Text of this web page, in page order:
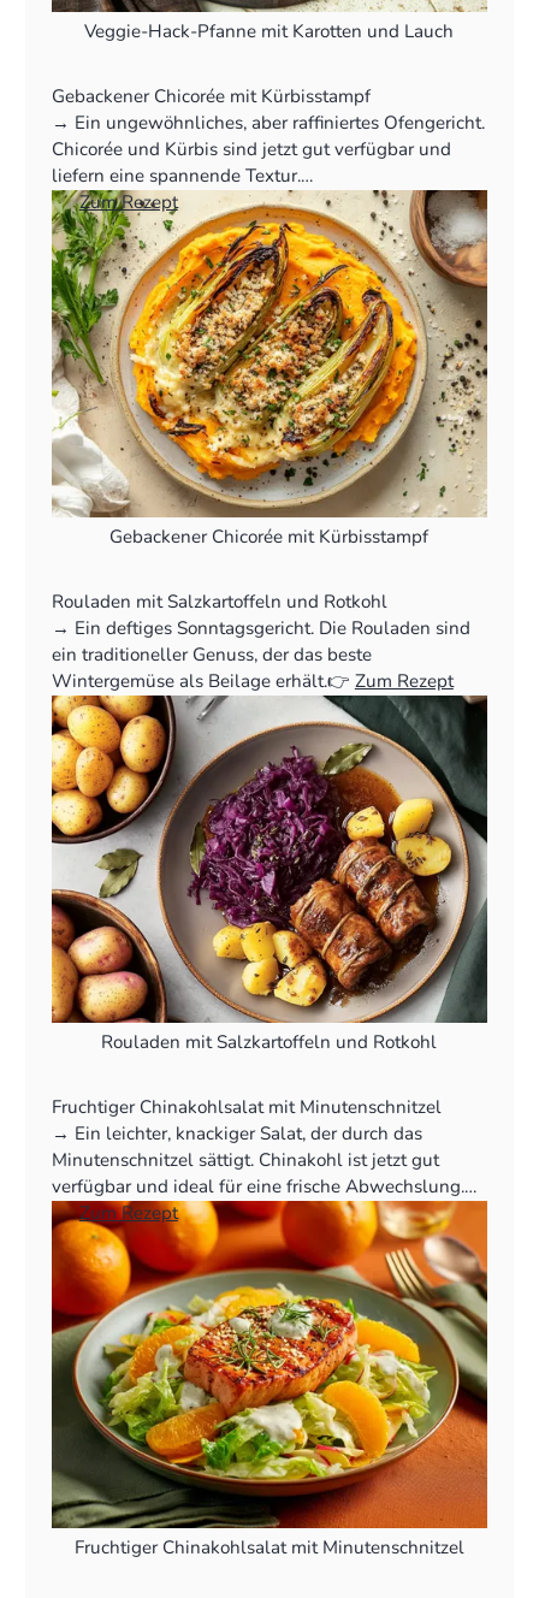
Veggie-Hack-Pfanne mit Karotten und Lauch
Gebackener Chicorée mit Kürbisstampf
‍→ Ein ungewöhnliches, aber raffiniertes Ofengericht.
Chicorée und Kürbis sind jetzt gut verfügbar und
liefern eine spannende Textur.
👉Zum Rezept
Gebackener Chicorée mit Kürbisstampf
Rouladen mit Salzkartoffeln und Rotkohl
‍→ Ein deftiges Sonntagsgericht. Die Rouladen sind
ein traditioneller Genuss, der das beste
Wintergemüse als Beilage erhält.👉 Zum Rezept
Rouladen mit Salzkartoffeln und Rotkohl
Fruchtiger Chinakohlsalat mit Minutenschnitzel
‍→ Ein leichter, knackiger Salat, der durch das
Minutenschnitzel sättigt. Chinakohl ist jetzt gut
verfügbar und ideal für eine frische Abwechslung.
👉Zum Rezept
Fruchtiger Chinakohlsalat mit Minutenschnitzel